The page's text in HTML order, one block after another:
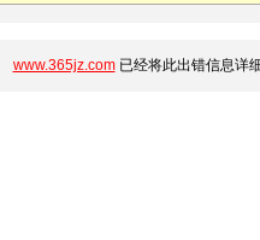
www.365jz.com已经将此出错信息详